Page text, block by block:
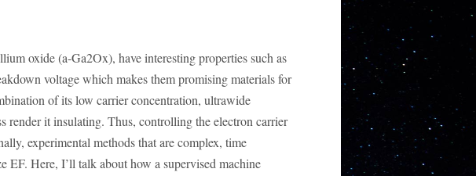
oxide (a-Ga2Ox), have interesting properties such as
voltage which makes them promising materials for
of its low carrier concentration, ultrawide
render it insulating. Thus, controlling the electron carrier
experimental methods that are complex, time
EF. Here, I’ll talk about how a supervised machine